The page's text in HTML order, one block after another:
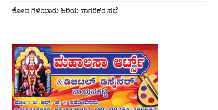
ಕೋಟ ಗಿಳಿಯಾರು ಹಿರಿಯ ನಾಗರಿಕರ ಸಭೆ